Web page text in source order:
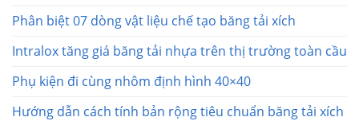
Phân biệt 07 dòng vật liệu chế tạo băng tải xích
Intralox tăng giá băng tải nhựa trên thị trường toàn cầu
Phụ kiện đi cùng nhôm định hình 40×40
Hướng dẫn cách tính bản rộng tiêu chuẩn băng tải xích